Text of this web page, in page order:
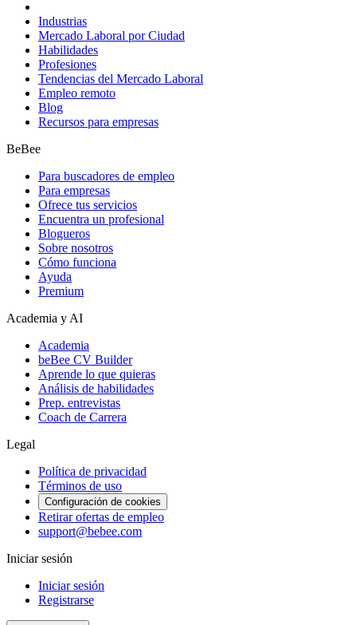
Industrias
Mercado Laboral por Ciudad
Habilidades
Profesiones
Tendencias del Mercado Laboral
Empleo remoto
Blog
Recursos para empresas
BeBee
Para buscadores de empleo
Para empresas
Ofrece tus servicios
Encuentra un profesional
Blogueros
Sobre nosotros
Cómo funciona
Ayuda
Premium
Academia y AI
Academia
beBee CV Builder
Aprende lo que quieras
Análisis de habilidades
Prep. entrevistas
Coach de Carrera
Legal
Política de privacidad
Términos de uso
Configuración de cookies
Retirar ofertas de empleo
support@bebee.com
Iniciar sesión
Iniciar sesión
Registrarse